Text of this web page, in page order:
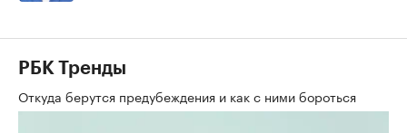
РБК Тренды
Откуда берутся предубеждения и как с ними бороться